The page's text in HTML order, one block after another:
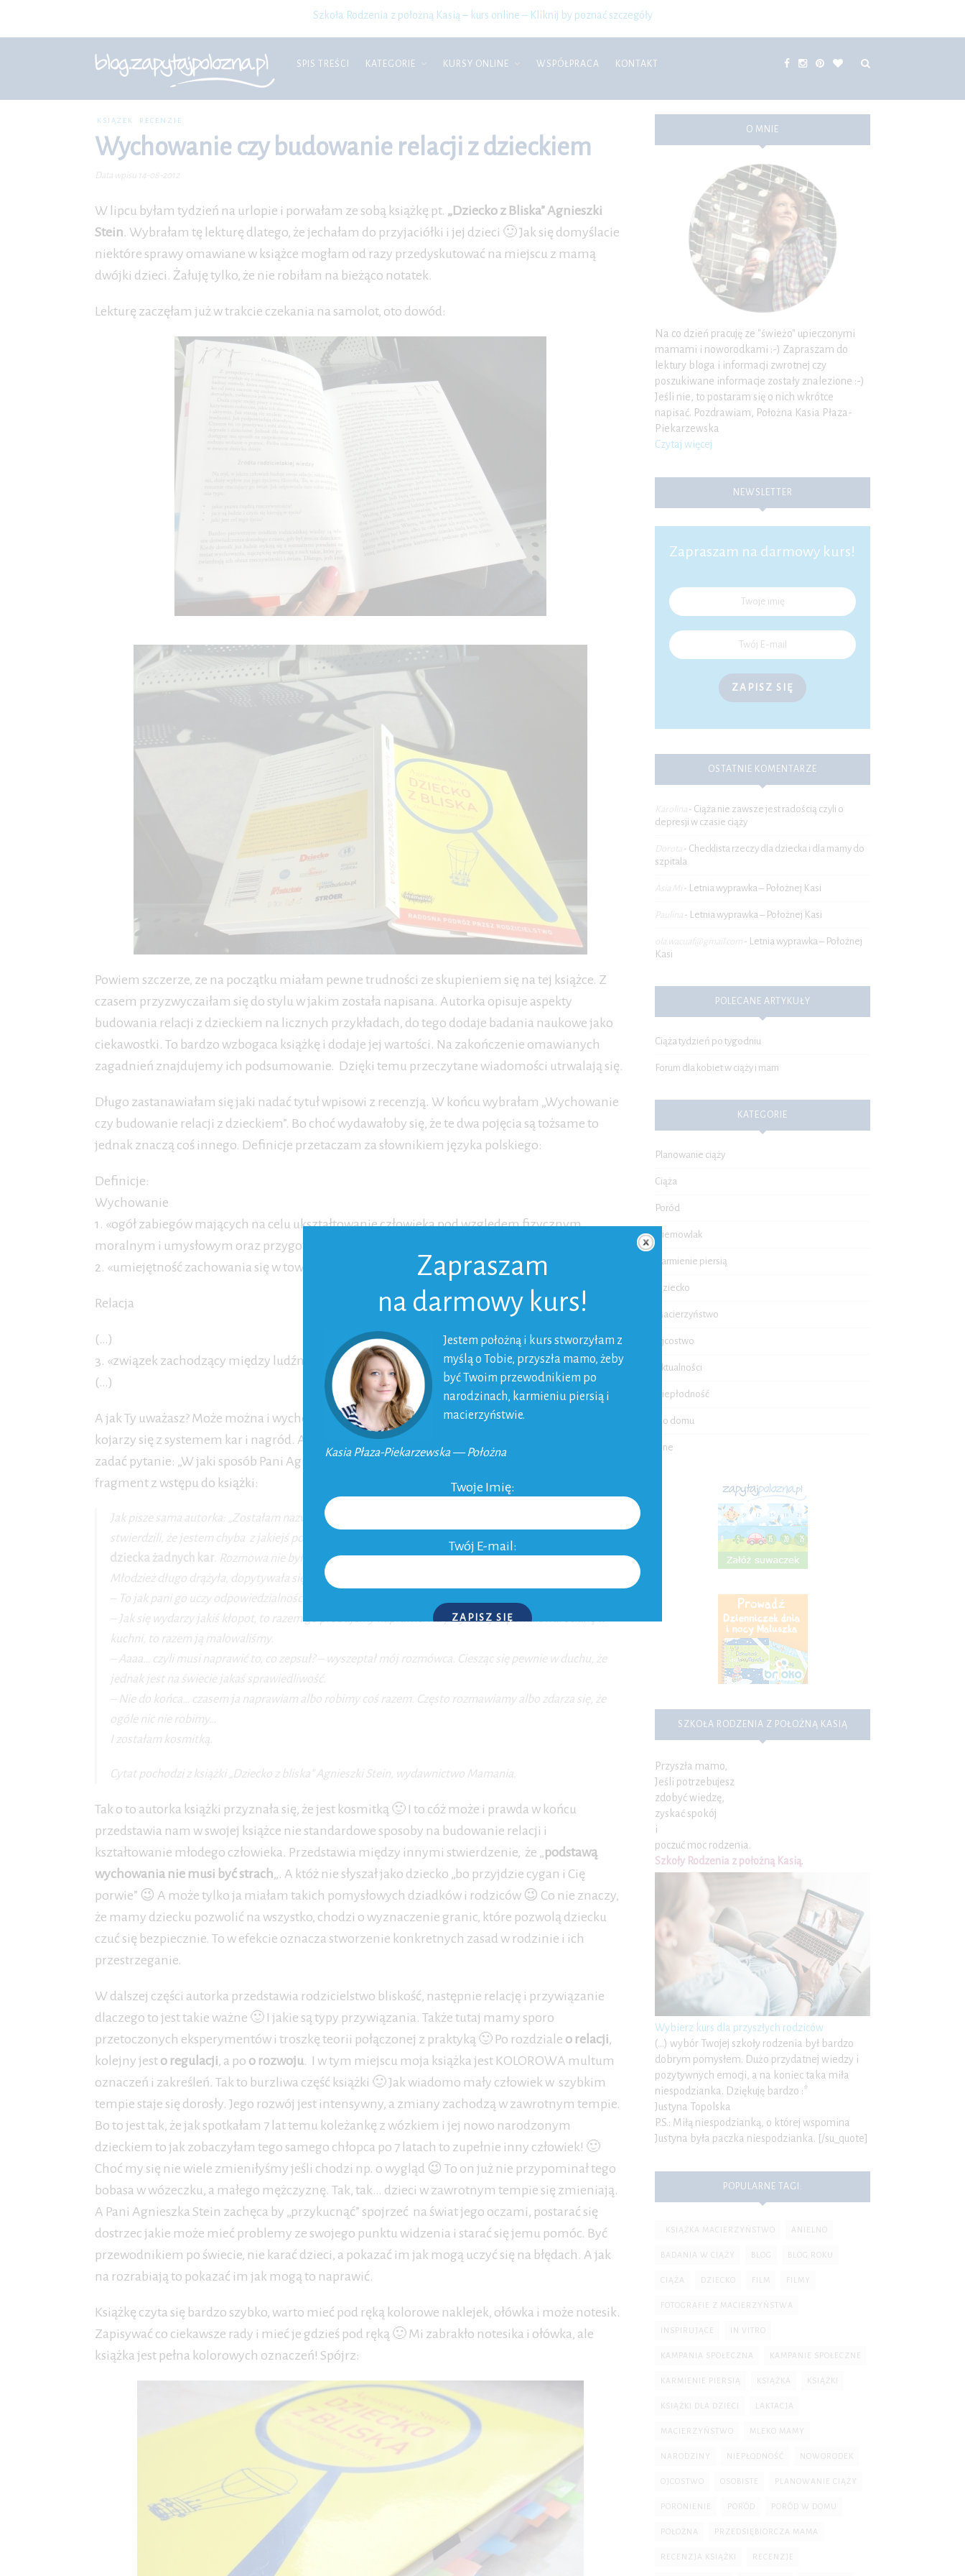
Szkoła Rodzenia z położną Kasią – kurs online – Kliknij by poznać szczegóły
SPIS TREŚCI KATEGORIE KURSY ONLINE WSPÓŁPRACA KONTAKT
KSIĄŻEK RECENZJE
Wychowanie czy budowanie relacji z dzieckiem
Data wpisu 14-08-2012
W lipcu byłam tydzień na urlopie i porwałam ze sobą książkę pt. „Dziecko z Bliska” Agnieszki
Stein. Wybrałam tę lekturę dlatego, że jechałam do przyjaciółki i jej dzieci 🙂 Jak się domyślacie
niektóre sprawy omawiane w książce mogłam od razy przedyskutować na miejscu z mamą
dwójki dzieci. Żałuję tylko, że nie robiłam na bieżąco notatek.
Lekturę zaczęłam już w trakcie czekania na samolot, oto dowód:
Powiem szczerze, ze na początku miałam pewne trudności ze skupieniem się na tej książce. Z
czasem przyzwyczaiłam się do stylu w jakim została napisana. Autorka opisuje aspekty
budowania relacji z dzieckiem na licznych przykładach, do tego dodaje badania naukowe jako
ciekawostki. To bardzo wzbogaca książkę i dodaje jej wartości. Na zakończenie omawianych
zagadnień znajdujemy ich podsumowanie. Dzięki temu przeczytane wiadomości utrwalają się.
Długo zastanawiałam się jaki nadać tytuł wpisowi z recenzją. W końcu wybrałam „Wychowanie
czy budowanie relacji z dzieckiem”. Bo choć wydawałoby się, że te dwa pojęcia są tożsame to
jednak znaczą coś innego. Definicje przetaczam za słownikiem języka polskiego:
Definicje:
Wychowanie
1. «ogół zabiegów mających na celu ukształtowanie człowieka pod względem fizycznym,
moralnym i umysłowym oraz przygotowanie go do życia w społeczeństwie»
2. «umiejętność zachowania się w towarzystwie»
Relacja
(…)
3. «związek zachodzący między ludźmi lub grupami społecznymi»
(…)
A jak Ty uważasz? Może można i wychowywać i budować relację? Aczkolwiek mi wychowanie
kojarzy się z systemem kar i nagród. A Agnieszka Stein jest daleka od karania dzieci. Można
zadać pytanie: „W jaki sposób Pani Agnieszka pokazuje, że dziecko źle zrobiło?” Otóż przetoczę
fragment z wstępu do książki:
Jak pisze sama autorka: „Zostałam nazwana kosmitką. Naprawdę. Moi uczniowie z gimnazjum
stwierdzili, że jestem chyba z jakiejś pozaziemskiej cywilizacji, bo…
nie stosuję wobec mojego
dziecka żadnych kar. Rozmowa nie była pierwszą ani ostatnią na ten temat, jaką z nimi odbyłam.
Młodzież długo drążyła, dopytywała się i upewniała, czy na pewno nie zaszło jakieś nieporozumienie.
– To jak pani go uczy odpowiedzialności – zapytał zatroskany 16-latek.
– Jak się wydarzy jakiś kłopot, to razem go próbujemy naprawić. Na przykład jak pomalował ścianę w
kuchni, to razem ją malowaliśmy.
– Aaaa… czyli musi naprawić to, co zepsuł? – wyszeptał mój rozmówca. Ciesząc się pewnie w duchu, że
jednak jest na świecie jakaś sprawiedliwość.
– Nie do końca… czasem ja naprawiam albo robimy coś razem. Często rozmawiamy albo zdarza się, że
ogóle nic nie robimy…
I zostałam kosmitką.
Cytat pochodzi z książki „Dziecko z bliska” Agnieszki Stein, wydawnictwo Mamania.
Tak o to autorka książki przyznała się, że jest kosmitką 🙂 I to cóż może i prawda w końcu
przedstawia nam w swojej książce nie standardowe sposoby na budowanie relacji i
kształtowanie młodego człowieka. Przedstawia między innymi stwierdzenie, że „podstawą
wychowania nie musi być strach„. A któż nie słyszał jako dziecko „bo przyjdzie cygan i Cię
porwie” 😉 A może tylko ja miałam takich pomysłowych dziadków i rodziców 😉 Co nie znaczy,
że mamy dziecku pozwolić na wszystko, chodzi o wyznaczenie granic, które pozwolą dziecku
czuć się bezpiecznie. To w efekcie oznacza stworzenie konkretnych zasad w rodzinie i ich
przestrzeganie.
W dalszej części autorka przedstawia rodzicielstwo bliskość, następnie relację i przywiązanie
dlaczego to jest takie ważne 🙂 I jakie są typy przywiązania. Także tutaj mamy sporo
przetoczonych eksperymentów i troszkę teorii połączonej z praktyką 🙂 Po rozdziale o relacji,
kolejny jest o regulacji, a po o rozwoju. I w tym miejscu moja książka jest KOLOROWA multum
oznaczeń i zakreśleń. Tak to burzliwa część książki 🙂 Jak wiadomo mały człowiek w szybkim
tempie staje się dorosły. Jego rozwój jest intensywny, a zmiany zachodzą w zawrotnym tempie.
Bo to jest tak, że jak spotkałam 7 lat temu koleżankę z wózkiem i jej nowo narodzonym
dzieckiem to jak zobaczyłam tego samego chłopca po 7 latach to zupełnie inny człowiek! 🙂
Choć my się nie wiele zmieniłyśmy jeśli chodzi np. o wygląd 😉 To on już nie przypominał tego
bobasa w wózeczku, a małego mężczyznę. Tak, tak… dzieci w zawrotnym tempie się zmieniają.
A Pani Agnieszka Stein zachęca by „przykucnąć” spojrzeć na świat jego oczami, postarać się
dostrzec jakie może mieć problemy ze swojego punktu widzenia i starać się jemu pomóc. Być
przewodnikiem po świecie, nie karać dzieci, a pokazać im jak mogą uczyć się na błędach. A jak
na rozrabiają to pokazać im jak mogą to naprawić.
Książkę czyta się bardzo szybko, warto mieć pod ręką kolorowe naklejek, ołówka i może notesik.
Zapisywać co ciekawsze rady i mieć je gdzieś pod ręką 🙂 Mi zabrakło notesika i ołówka, ale
książka jest pełna kolorowych oznaczeń! Spójrz:
O MNIE
Na co dzień pracuję ze "świeżo" upieczonymi
mamami i noworodkami :-) Zapraszam do
lektury bloga i informacji zwrotnej czy
poszukiwane informacje zostały znalezione :-)
Jeśli nie, to postaram się o nich wkrótce
napisać. Pozdrawiam, Położna Kasia Płaza-
Piekarzewska
Czytaj więcej
NEWSLETTER
Zapraszam na darmowy kurs!
ZAPISZ SIĘ
OSTATNIE KOMENTARZE
Karolina - Ciąża nie zawsze jest radością czyli o
depresji w czasie ciąży
Dorota - Checklista rzeczy dla dziecka i dla mamy do
szpitala
Asia Mi - Letnia wyprawka – Położnej Kasi
Paulina - Letnia wyprawka – Położnej Kasi
ola.wacuaf@gmail.com - Letnia wyprawka – Położnej
Kasi
POLECANE ARTYKUŁY
Ciąża tydzień po tygodniu
Forum dla kobiet w ciąży i mam
KATEGORIE
Planowanie ciąży
Ciąża
Poród
Niemowlak
Karmienie piersią
Dziecko
Macierzyństwo
Ojcostwo
Aktualności
Niepłodność
Do domu
Inne
SZKOŁA RODZENIA Z POŁOŻNĄ KASIĄ
Przyszła mamo,
Jeśli potrzebujesz
zdobyć wiedzę,
zyskać spokój
i
poczuć moc rodzenia.
Szkoły Rodzenia z położną Kasią.
Wybierz kurs dla przyszłych rodziców
(…) wybór Twojej szkoły rodzenia był bardzo
dobrym pomysłem. Dużo przydatnej wiedzy i
pozytywnych emocji, a na koniec taka miła
niespodzianka. Dziękuję bardzo :*
Justyna Topolska
P.S.: Miłą niespodzianką, o której wspomina
Justyna była paczka niespodzianka. [/su_quote]
POPULARNE TAGI:
. KSIĄŻKA MACIERZYŃSTWO ANIELNO
BADANIA W CIĄŻY BLOG BLOG ROKU
CIĄŻA DZIECKO FILM FILMY
FOTOGRAFIE Z MACIERZYŃSTWA
INSPIRUJĄCE IN VITRO
KAMPANIA SPOŁECZNA KAMPANIE SPOŁECZNE
KARMIENIE PIERSIĄ KSIĄŻKA KSIĄŻKI
KSIĄŻKI DLA DZIECI LAKTACJA
MACIERZYŃSTWO MLEKO MAMY
NARODZINY NIEPŁODNOŚĆ NOWORODEK
OJCOSTWO OSOBISTE PLANOWANIE CIĄŻY
PORONIENIE PORÓD PORÓD W DOMU
POŁOŻNA PRZEDSIĘBIORCZA MAMA
RECENZJA KSIĄŻKI RECENZJE
Zapraszam
na darmowy kurs!
Jestem położną i kurs stworzyłam z
myślą o Tobie, przyszła mamo, żeby
być Twoim przewodnikiem po
narodzinach, karmieniu piersią i
macierzyństwie.
Kasia Płaza-Piekarzewska — Położna
Twoje Imię:
Twój E-mail:
ZAPISZ SIĘ
P.S. W każdej chwili możesz wypisać się z kursu.